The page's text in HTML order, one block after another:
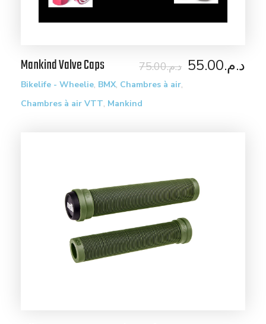
Mankind Valve Caps د.م.75.00 د.م.55.00
Bikelife - Wheelie, BMX, Chambres à air,
Chambres à air VTT, Mankind